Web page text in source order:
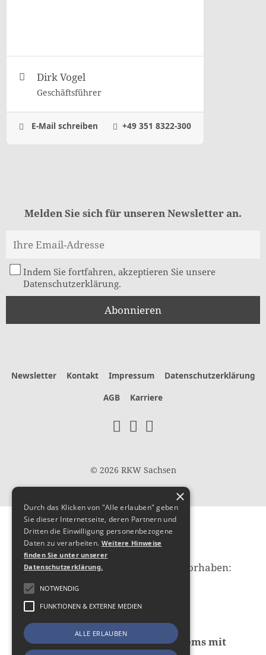
Dirk Vogel
Geschäftsführer
E-Mail schreiben +49 351 8322-300
Melden Sie sich für unseren Newsletter an.
Indem Sie fortfahren, akzeptieren Sie unsere
Datenschutzerklärung.
Newsletter Kontakt Impressum
Datenschutzerklärung
AGB
Karriere
© 2026 RKW Sachsen
Hier
fördert die Europäische Union das Vorhaben:
Transformationsprojekt,
Geschäftsprozess/Organisation:
Nachhaltige Erhöhung des
Digitalisierungsniveaus durch
Implementierung eines CRM-Systems mit
×
Durch das Klicken von "Alle erlauben" geben
Sie dieser Internetseite, deren Partnern und
Dritten die Einwilligung personenbezogene
Daten zu verarbeiten. Weitere Hinweise
finden Sie unter unserer
Datenschutzerklärung.
NOTWENDIG
FUNKTIONEN & EXTERNE MEDIEN
ALLE ERLAUBEN